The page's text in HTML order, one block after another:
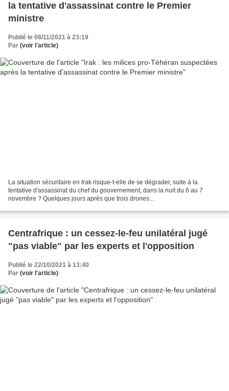
la tentative d'assassinat contre le Premier
ministre
Publié le 08/11/2021 à 23:19
Par (voir l'article)
La situation sécuritaire en Irak risque-t-elle de se dégrader, suite à la
tentative d'assassinat du chef du gouvernement, dans la nuit du 6 au 7
novembre ? Quelques jours après que trois drones...
Centrafrique : un cessez-le-feu unilatéral jugé
"pas viable" par les experts et l'opposition
Publié le 22/10/2021 à 13:40
Par (voir l'article)